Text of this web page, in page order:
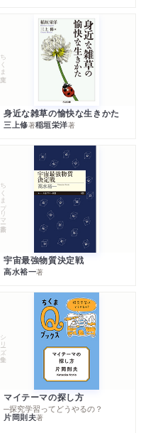
ちくま文庫
身近な雑草の愉快な生きかた
三上修著稲垣栄洋著
ちくまプリマー新書
宇宙最強物質決定戦
高水裕一著
シリーズ・全集
マイテーマの探し方
─探究学習ってどうやるの？
片岡則夫著